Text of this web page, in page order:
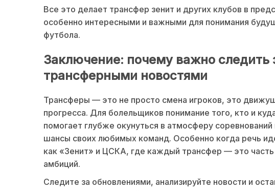
Все это делает трансфер зенит и других клубов в
особенно интересными и важными для понимания
футбола.
Заключение: почему важно следить
трансферными новостями
Трансферы — это не просто смена игроков, это
прогресса. Для болельщиков понимание того, кто и
помогает глубже окунуться в атмосферу
шансы своих любимых команд. Особенно когда речь
как «Зенит» и ЦСКА, где каждый трансфер — это часть
амбиций.
Следите за обновлениями, анализируйте новости и